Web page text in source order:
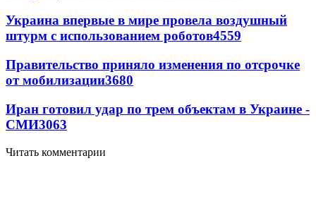
Украина впервые в мире провела воздушный
штурм с использованием роботов4559
Правительство приняло изменения по отсрочке
от мобилизации3680
Иран готовил удар по трем объектам в Украине -
СМИ3063
Читать комментарии